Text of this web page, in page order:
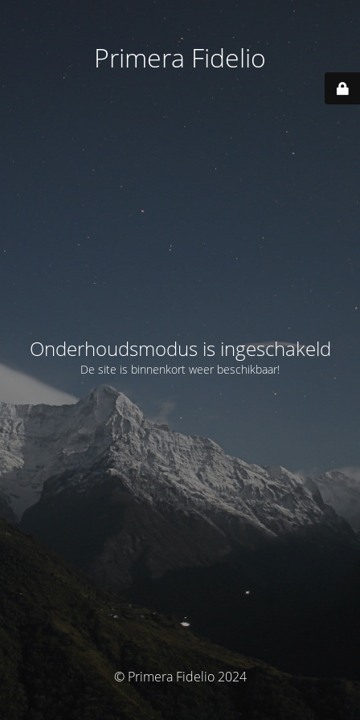
Primera Fidelio
Onderhoudsmodus is ingeschakeld
De site is binnenkort weer beschikbaar!
© Primera Fidelio 2024